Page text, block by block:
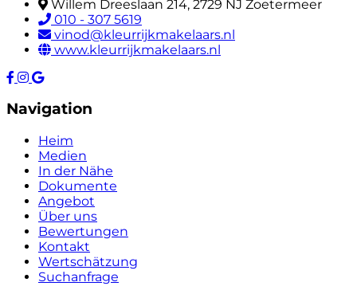
Willem Dreeslaan 214, 2729 NJ Zoetermeer
010 - 307 5619
vinod@kleurrijkmakelaars.nl
www.kleurrijkmakelaars.nl
Navigation
Heim
Medien
In der Nähe
Dokumente
Angebot
Über uns
Bewertungen
Kontakt
Wertschätzung
Suchanfrage